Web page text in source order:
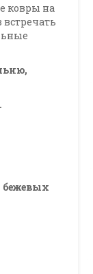
ковры на
бежевых